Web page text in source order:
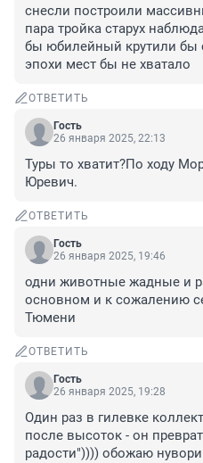
снесли построили
пара тройка старух
бы юбилейный крутили бы
эпохи мест бы не хватало
ОТВЕТИТЬ
Гость
26 января 2025, 22:13
Туры то хватит?По ходу
Юревич.
ОТВЕТИТЬ
Гость
26 января 2025, 19:46
одни животные жадные и
основном и к сожалению
Тюмени
ОТВЕТИТЬ
Гость
26 января 2025, 19:28
Один раз в гилевке
после высоток - он
радости")))) обожаю